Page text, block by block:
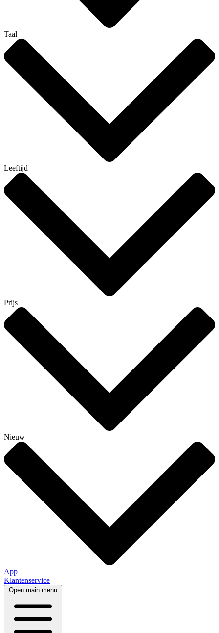
Taal
Leeftijd
Prijs
Nieuw
App
Klantenservice
Open main menu